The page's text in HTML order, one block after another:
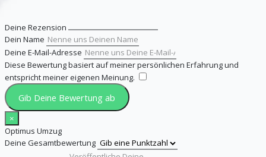
Deine Rezension
Dein Name
Deine E-Mail-Adresse
Diese Bewertung basiert auf meiner persönlichen Erfahrung und
entspricht meiner eigenen Meinung.
Gib Deine Bewertung ab
×
Optimus Umzug
Deine Gesamtbewertung